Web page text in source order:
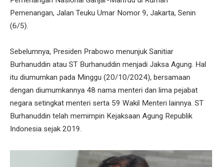
Pemenangan, Jalan Teuku Umar Nomor 9, Jakarta, Senin
(6/5).
Sebelumnya, Presiden Prabowo menunjuk Sanitiar
Burhanuddin atau ST Burhanuddin menjadi Jaksa Agung. Hal
itu diumumkan pada Minggu (20/10/2024), bersamaan
dengan diumumkannya 48 nama menteri dan lima pejabat
negara setingkat menteri serta 59 Wakil Menteri lainnya. ST
Burhanuddin telah memimpin Kejaksaan Agung Republik
Indonesia sejak 2019.